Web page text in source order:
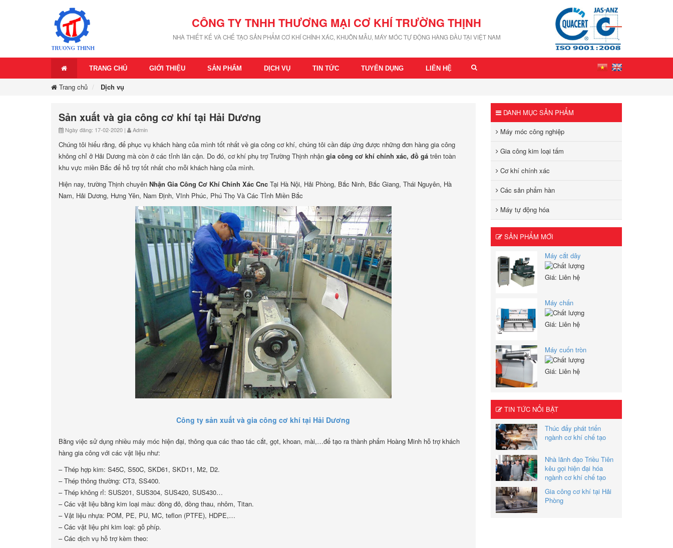
CÔNG TY TNHH THƯƠNG MẠI CƠ KHÍ TRƯỜNG THỊNH
NHÀ THIẾT KẾ VÀ CHẾ TẠO SẢN PHẨM CƠ KHÍ CHÍNH XÁC, KHUÔN MẪU, MÁY MÓC TỰ ĐỘNG HÀNG ĐẦU TẠI VIỆT NAM
TRANG CHỦ GIỚI THIỆU SẢN PHẨM DỊCH VỤ TIN TỨC TUYỂN DỤNG LIÊN HỆ
Trang chủ Dịch vụ
Sản xuất và gia công cơ khí tại Hải Dương
Ngày đăng: 17-02-2020 | Admin
Chúng tôi hiểu rằng, để phục vụ khách hàng của mình tốt nhất về gia công cơ khí, chúng tôi cần đáp ứng được những đơn hàng gia công
không chỉ ở Hải Dương mà còn ở các tỉnh lân cận. Do đó, cơ khí phụ trợ Trường Thịnh nhận gia công cơ khí chính xác, đồ gá trên toàn
khu vực miền Bắc để hỗ trợ tốt nhất cho mỗi khách hàng của mình.
Hiện nay, trường Thịnh chuyên Nhận Gia Công Cơ Khí Chính Xác Cnc Tại Hà Nội, Hải Phòng, Bắc Ninh, Bắc Giang, Thái Nguyên, Hà
Nam, Hải Dương, Hưng Yên, Nam Định, Vĩnh Phúc, Phú Thọ Và Các Tỉnh Miền Bắc
Công ty sản xuất và gia công cơ khí tại Hải Dương
Bằng việc sử dụng nhiều máy móc hiện đại, thông qua các thao tác cắt, gọt, khoan, mài,…để tạo ra thành phẩm Hoàng Minh hỗ trợ khách
hàng gia công với các vật liệu như:
– Thép hợp kim: S45C, S50C, SKD61, SKD11, M2, D2.
– Thép thông thường: CT3, SS400.
– Thép không rỉ: SUS201, SUS304, SUS420, SUS430…
– Các vật liệu bằng kim loại màu: đồng đỏ, đồng thau, nhôm, Titan.
– Vật liệu nhựa: POM, PE, PU, MC, teflon (PTFE), HDPE,…
– Các vật liệu phi kim loại: gỗ phíp.
– Các dịch vụ hỗ trợ kèm theo:
DANH MỤC SẢN PHẨM
Máy móc công nghiệp
Gia công kim loại tấm
Cơ khí chính xác
Các sản phẩm hàn
Máy tự động hóa
SẢN PHẨM MỚI
Máy cắt dây
Giá: Liên hệ
Máy chấn
Giá: Liên hệ
Máy cuốn tròn
Giá: Liên hệ
TIN TỨC NỔI BẬT
Thúc đẩy phát triển
ngành cơ khí chế tạo
Nhà lãnh đạo Triều Tiên
kêu gọi hiện đại hóa
ngành cơ khí chế tạo
Gia công cơ khí tại Hải
Phòng